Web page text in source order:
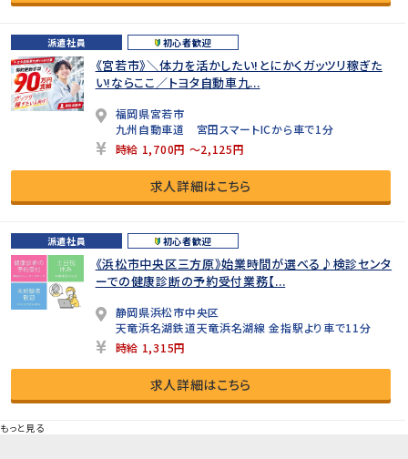
派遣社員 初心者歓迎
《宮若市》＼体力を活かしたい!とにかくガッツリ稼ぎた
い!ならここ／トヨタ自動車九...
福岡県宮若市
九州自動車道 宮田スマートICから車で1分
時給 1,700円 ～2,125円
求人詳細はこちら
派遣社員 初心者歓迎
《浜松市中央区三方原》始業時間が選べる♪検診センタ
ーでの健康診断の予約受付業務【...
静岡県浜松市中央区
天竜浜名湖鉄道天竜浜名湖線 金指駅より車で11分
時給 1,315円
求人詳細はこちら
もっと見る